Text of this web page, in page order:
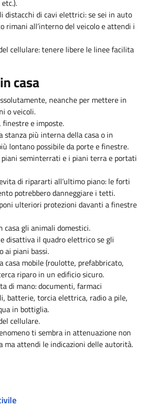
distacchi di cavi elettrici: se sei in auto
rimani all’interno del veicolo e attendi i
cellulare: tenere libere le linee facilita
casa
neanche per mettere in
o veicoli.
finestre e imposte.
stanza più interna della casa o in
lontano possibile da porte e finestre.
piani seminterrati e i piani terra e portati
di ripararti all’ultimo piano: le forti
potrebbero danneggiare i tetti.
ulteriori protezioni davanti a finestre
casa gli animali domestici.
disattiva il quadro elettrico se gli
ai piani bassi.
casa mobile (roulotte, prefabbricato,
riparo in un edificio sicuro.
di mano: documenti, farmaci
batterie, torcia elettrica, radio a pile,
in bottiglia.
cellulare.
ti sembra in attenuazione non
ma attendi le indicazioni delle autorità.